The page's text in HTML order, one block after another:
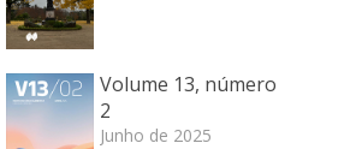
Volume 13, número
2
Junho de 2025